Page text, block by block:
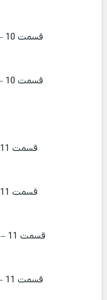
قسمت 10 –
قسمت 10 –
قسمت 11 – بدون زیرنویس – 720P
قسمت 11 – بدون زیرنویس – 480P
قسمت 11 –
قسمت 11 –